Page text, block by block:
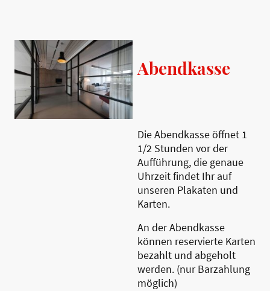
Abendkasse
Die Abendkasse öffnet 1
1/2 Stunden vor der
Aufführung, die genaue
Uhrzeit findet Ihr auf
unseren Plakaten und
Karten.
An der Abendkasse
können reservierte Karten
bezahlt und abgeholt
werden. (nur Barzahlung
möglich)